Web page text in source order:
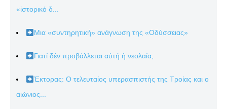
«ἱστορικό δ...
Μια «συντηρητική» ανάγνωση της «Οδύσσειας»
Γιατί δέν προβάλλεται αὐτή ἡ νεολαία;
Έκτορας: Ο τελευταίος υπερασπιστής της Τροίας και ο
αιώνιος...